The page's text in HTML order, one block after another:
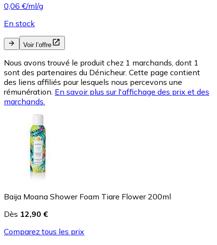
0,06 €/ml/g
En stock
Voir l’offre
Nous avons trouvé le produit chez 1 marchands, dont 1
sont des partenaires du Dénicheur. Cette page contient
des liens affiliés pour lesquels nous percevons une
rémunération. En savoir plus sur l'affichage des prix et des
marchands.
Baija Moana Shower Foam Tiare Flower 200ml
Dès 12,90 €
Comparez tous les prix